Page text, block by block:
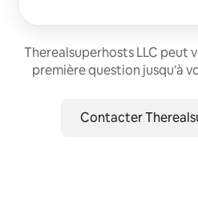
Therealsuperhosts LLC peut
première question jusqu'à
Contacter